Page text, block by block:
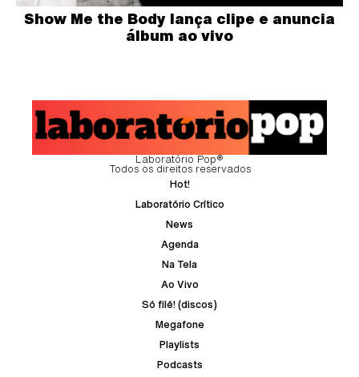
Show Me the Body lança clipe e anuncia
álbum ao vivo
Laboratório Pop®
Todos os direitos reservados
Hot!
Laboratório Crítico
News
Agenda
Na Tela
Ao Vivo
Só filé! (discos)
Megafone
Playlists
Podcasts